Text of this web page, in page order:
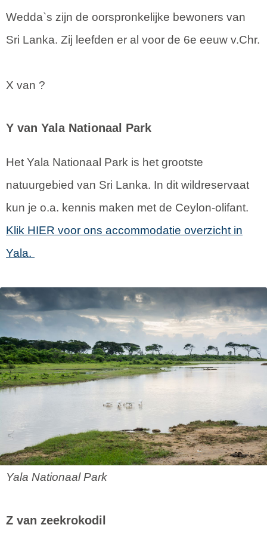
Wedda`s zijn de oorspronkelijke bewoners van
Sri Lanka. Zij leefden er al voor de 6e eeuw v.Chr.
X van ?
Y van Yala Nationaal Park
Het Yala Nationaal Park is het grootste
natuurgebied van Sri Lanka. In dit wildreservaat
kun je o.a. kennis maken met de Ceylon-olifant.
Klik HIER voor ons accommodatie overzicht in
Yala.
Yala Nationaal Park
Z van zeekrokodil